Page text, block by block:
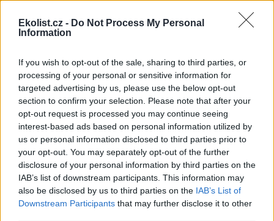
Ekolist.cz - Do Not Process My Personal
Information
If you wish to opt-out of the sale, sharing to third parties, or
processing of your personal or sensitive information for
targeted advertising by us, please use the below opt-out
section to confirm your selection. Please note that after your
opt-out request is processed you may continue seeing
interest-based ads based on personal information utilized by
us or personal information disclosed to third parties prior to
your opt-out. You may separately opt-out of the further
disclosure of your personal information by third parties on the
IAB’s list of downstream participants. This information may
also be disclosed by us to third parties on the IAB’s List of
Downstream Participants that may further disclose it to other
reklama